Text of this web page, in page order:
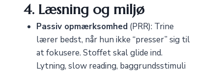
4. Læsning og miljø
Passiv opmærksomhed(PRR): Trine
lærer bedst, når hun ikke “presser” sig til
at fokusere. Stoffet skal glide ind.
Lytning, slow reading, baggrundsstimuli